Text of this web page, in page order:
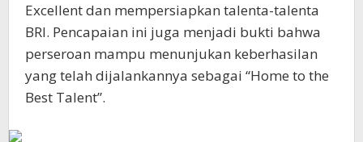
Excellent dan mempersiapkan talenta-talenta
BRI. Pencapaian ini juga menjadi bukti bahwa
perseroan mampu menunjukan keberhasilan
yang telah dijalankannya sebagai “Home to the
Best Talent”.